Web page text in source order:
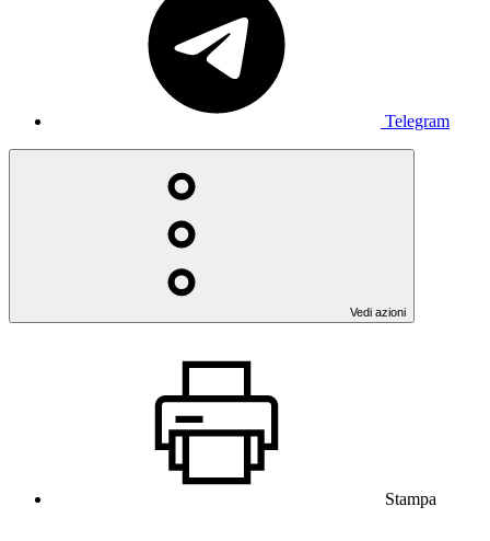
Telegram
Vedi azioni
Stampa